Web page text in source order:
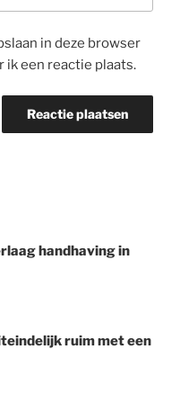
in deze browser
ik een reactie plaats.
handhaving in
ruim met een